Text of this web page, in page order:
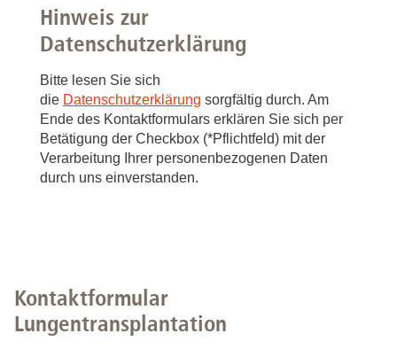
Hinweis zur
Datenschutzerklärung
Bitte lesen Sie sich
die Datenschutzerklärung sorgfältig durch. Am
Ende des Kontaktformulars erklären Sie sich per
Betätigung der Checkbox (*Pflichtfeld) mit der
Verarbeitung Ihrer personenbezogenen Daten
durch uns einverstanden.
Kontaktformular
Lungentransplantation